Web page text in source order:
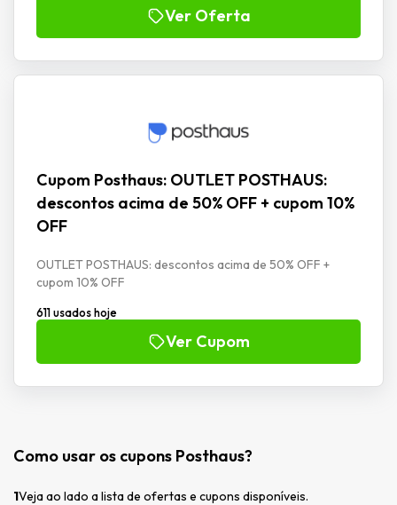
Ver Oferta
Cupom Posthaus: OUTLET POSTHAUS:
descontos acima de 50% OFF + cupom 10%
OFF
OUTLET POSTHAUS: descontos acima de 50% OFF +
cupom 10% OFF
611 usados hoje
Ver Cupom
Como usar os cupons Posthaus?
1Veja ao lado a lista de ofertas e cupons disponíveis.